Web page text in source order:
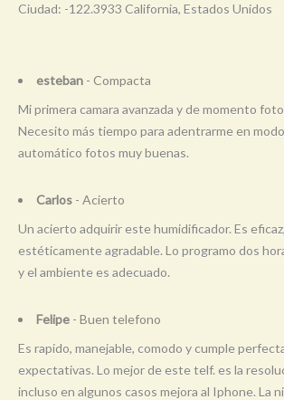
Ciudad: -122.3933 California, Estados Unidos
esteban - Compacta
Mi primera camara avanzada y de momento
Necesito más tiempo para adentrarme en
automático fotos muy buenas.
Carlos - Acierto
Un acierto adquirir este humidificador. Es
estéticamente agradable. Lo programo dos
y el ambiente es adecuado.
Felipe - Buen telefono
Es rapido, manejable, comodo y cumple
expectativas. Lo mejor de este telf. es la
incluso en algunos casos mejora al Iphone. La